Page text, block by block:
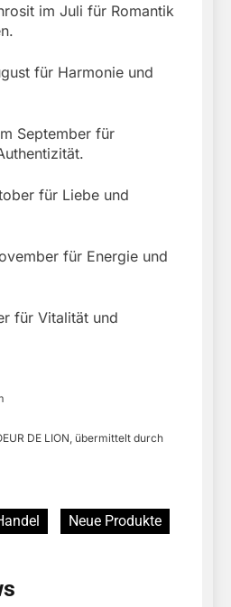
im Juli für Romantik
für Harmonie und
September für
für Liebe und
für Energie und
für Vitalität und
DE LION, übermittelt durch
Neue Produkte